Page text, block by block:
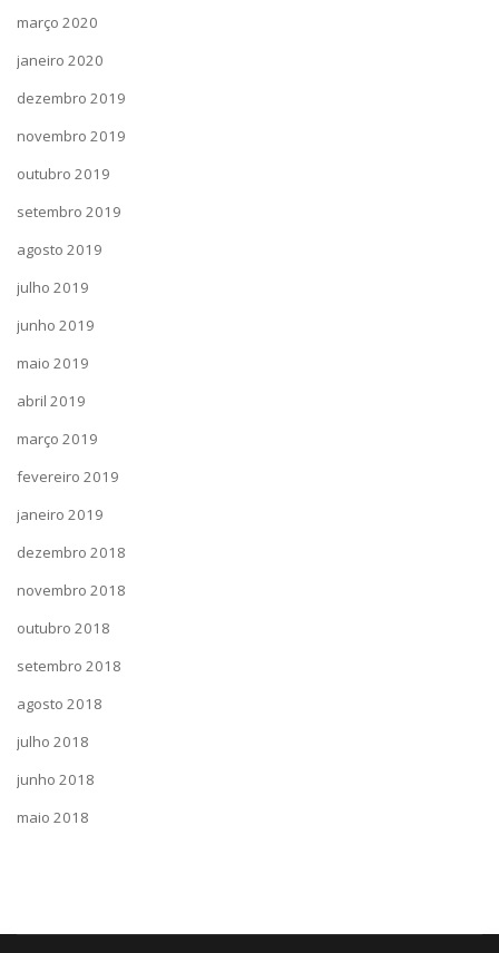
março 2020
janeiro 2020
dezembro 2019
novembro 2019
outubro 2019
setembro 2019
agosto 2019
julho 2019
junho 2019
maio 2019
abril 2019
março 2019
fevereiro 2019
janeiro 2019
dezembro 2018
novembro 2018
outubro 2018
setembro 2018
agosto 2018
julho 2018
junho 2018
maio 2018